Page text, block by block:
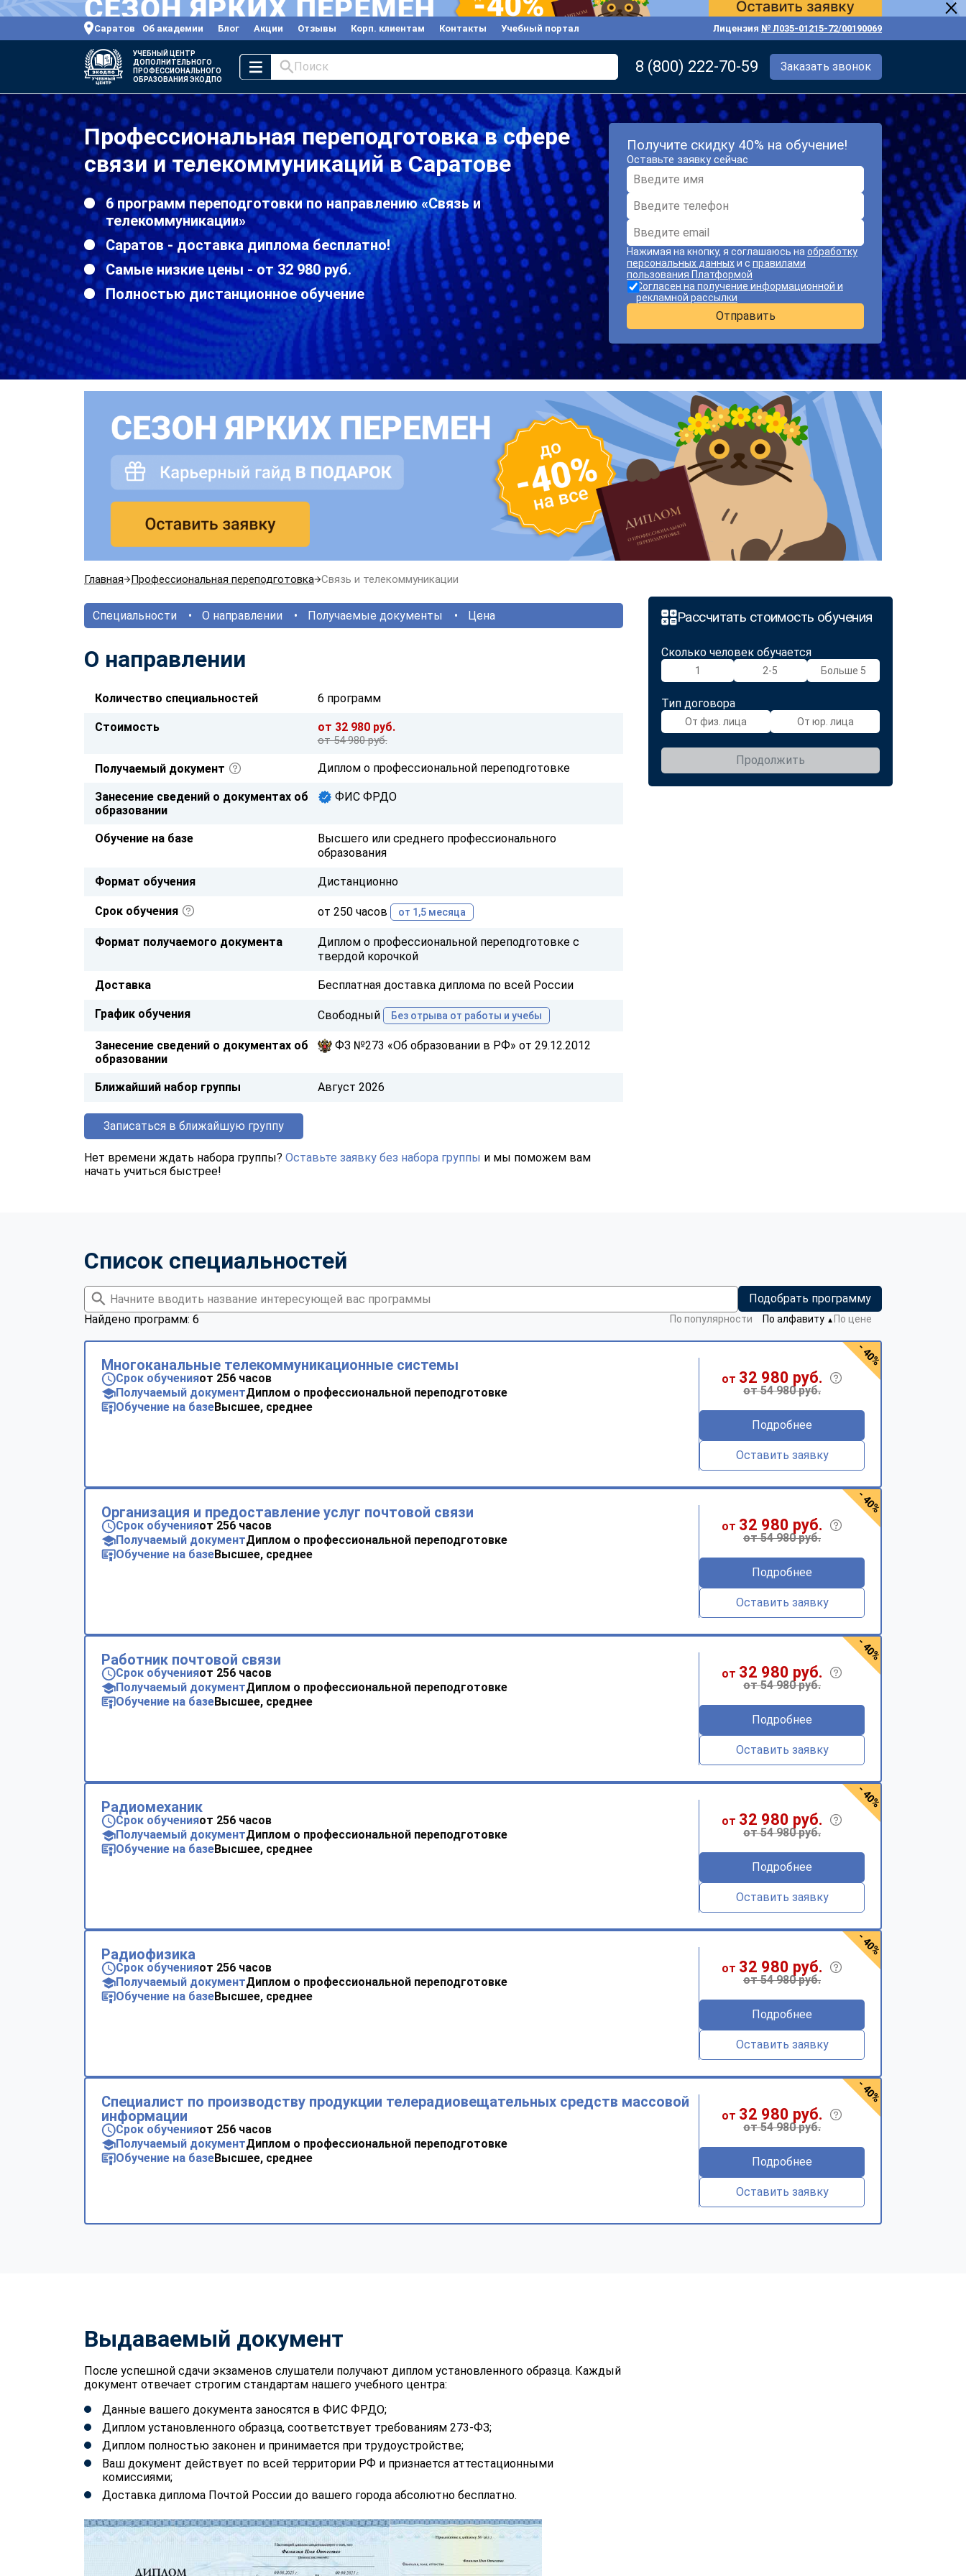
Саратов Об академии Блог Акции Отзывы Корп. клиентам Контакты Учебный портал Лицензия № Л035-01215-72/00190069
УЧЕБНЫЙ ЦЕНТР
ДОПОЛНИТЕЛЬНОГО
ПРОФЕССИОНАЛЬНОГО
ОБРАЗОВАНИЯ ЭКОДПО
Поиск 8 (800) 222-70-59 Заказать звонок
Профессиональная переподготовка в сфере
связи и телекоммуникаций в Саратове
6 программ переподготовки по направлению «Связь и
телекоммуникации»
Саратов - доставка диплома бесплатно!
Самые низкие цены - от 32 980 руб.
Полностью дистанционное обучение
Получите скидку 40% на обучение!
Оставьте заявку сейчас
Нажимая на кнопку, я соглашаюсь на обработку
персональных данныхи с правилами
пользования Платформой
Согласен на получение информационной и
рекламной рассылки
Отправить
Главная Профессиональная переподготовка Связь и телекоммуникации
Рассчитать стоимость обучения
Сколько человек обучается
1 2-5 Больше 5
Тип договора
От физ. лица От юр. лица
Продолжить
Специальности О направлении Получаемые документы Цена
О направлении
Количество специальностей 6 программ
Стоимость от 32 980 руб.
от 54 980 руб.
Получаемый документ Диплом о профессиональной переподготовке
Занесение сведений о документах об
образовании
ФИС ФРДО
Обучение на базе
Высшего или среднего профессионального
образования
Формат обучения Дистанционно
Срок обучения от 250 часов от 1,5 месяца
Формат получаемого документа
Диплом о профессиональной переподготовке с
твердой корочкой
Доставка Бесплатная доставка диплома по всей России
График обучения Свободный Без отрыва от работы и учебы
Занесение сведений о документах об
образовании
ФЗ №273 «Об образовании в РФ» от 29.12.2012
Ближайший набор группы Август 2026
Записаться в ближайшую группу
Нет времени ждать набора группы? Оставьте заявку без набора группы и мы поможем вам
начать учиться быстрее!
Список специальностей
Подобрать программу
Найдено программ: 6
По популярности По алфавиту ▼ По цене
Многоканальные телекоммуникационные системы
Срок обученияот 256 часов
Получаемый документДиплом о профессиональной переподготовке
Обучение на базеВысшее, среднее
от 32 980 руб.
от 54 980 руб.
Подробнее
Оставить заявку
- 40%
Организация и предоставление услуг почтовой связи
Срок обученияот 256 часов
Получаемый документДиплом о профессиональной переподготовке
Обучение на базеВысшее, среднее
от 32 980 руб.
от 54 980 руб.
Подробнее
Оставить заявку
- 40%
Работник почтовой связи
Срок обученияот 256 часов
Получаемый документДиплом о профессиональной переподготовке
Обучение на базеВысшее, среднее
от 32 980 руб.
от 54 980 руб.
Подробнее
Оставить заявку
- 40%
Радиомеханик
Срок обученияот 256 часов
Получаемый документДиплом о профессиональной переподготовке
Обучение на базеВысшее, среднее
от 32 980 руб.
от 54 980 руб.
Подробнее
Оставить заявку
- 40%
Радиофизика
Срок обученияот 256 часов
Получаемый документДиплом о профессиональной переподготовке
Обучение на базеВысшее, среднее
от 32 980 руб.
от 54 980 руб.
Подробнее
Оставить заявку
- 40%
Специалист по производству продукции телерадиовещательных средств массовой
информации
Срок обученияот 256 часов
Получаемый документДиплом о профессиональной переподготовке
Обучение на базеВысшее, среднее
от 32 980 руб.
от 54 980 руб.
Подробнее
Оставить заявку
- 40%
Выдаваемый документ
После успешной сдачи экзаменов слушатели получают диплом установленного образца. Каждый
документ отвечает строгим стандартам нашего учебного центра:
Данные вашего документа заносятся в ФИС ФРДО;
Диплом установленного образца, соответствует требованиям 273-ФЗ;
Диплом полностью законен и принимается при трудоустройстве;
Ваш документ действует по всей территории РФ и признается аттестационными
комиссиями;
Доставка диплома Почтой России до вашего города абсолютно бесплатно.